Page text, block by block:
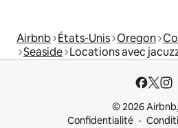
Airbnb États-Unis Oregon
Seaside Locations avec
© 2026
Confidentialité